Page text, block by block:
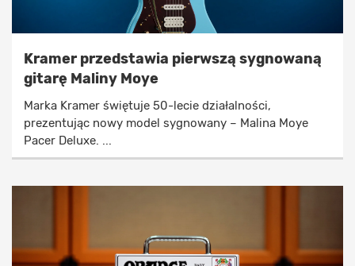
Kramer przedstawia pierwszą sygnowaną
gitarę Maliny Moye
Marka Kramer świętuje 50-lecie działalności,
prezentując nowy model sygnowany – Malina Moye
Pacer Deluxe. ...